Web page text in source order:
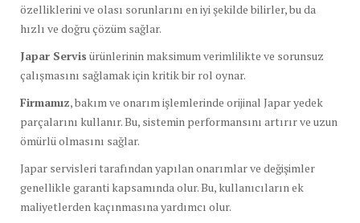
özelliklerini ve olası sorunlarını en iyi şekilde bilirler, bu da
hızlı ve doğru çözüm sağlar.
Japar Servis ürünlerinin maksimum verimlilikte ve sorunsuz
çalışmasını sağlamak için kritik bir rol oynar.
Firmamız, bakım ve onarım işlemlerinde orijinal Japar yedek
parçalarını kullanır. Bu, sistemin performansını artırır ve uzun
ömürlü olmasını sağlar.
Japar servisleri tarafından yapılan onarımlar ve değişimler
genellikle garanti kapsamında olur. Bu, kullanıcıların ek
maliyetlerden kaçınmasına yardımcı olur.